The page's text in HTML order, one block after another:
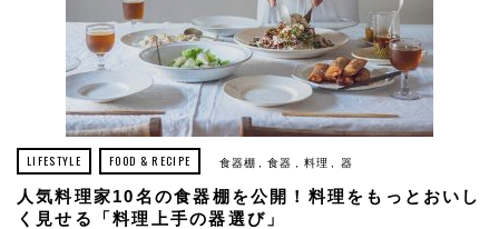
LIFESTYLE FOOD & RECIPE 食器棚 食器 料理 器
人気料理家10名の食器棚を公開！料理をもっとおいし
く見せる「料理上手の器選び」